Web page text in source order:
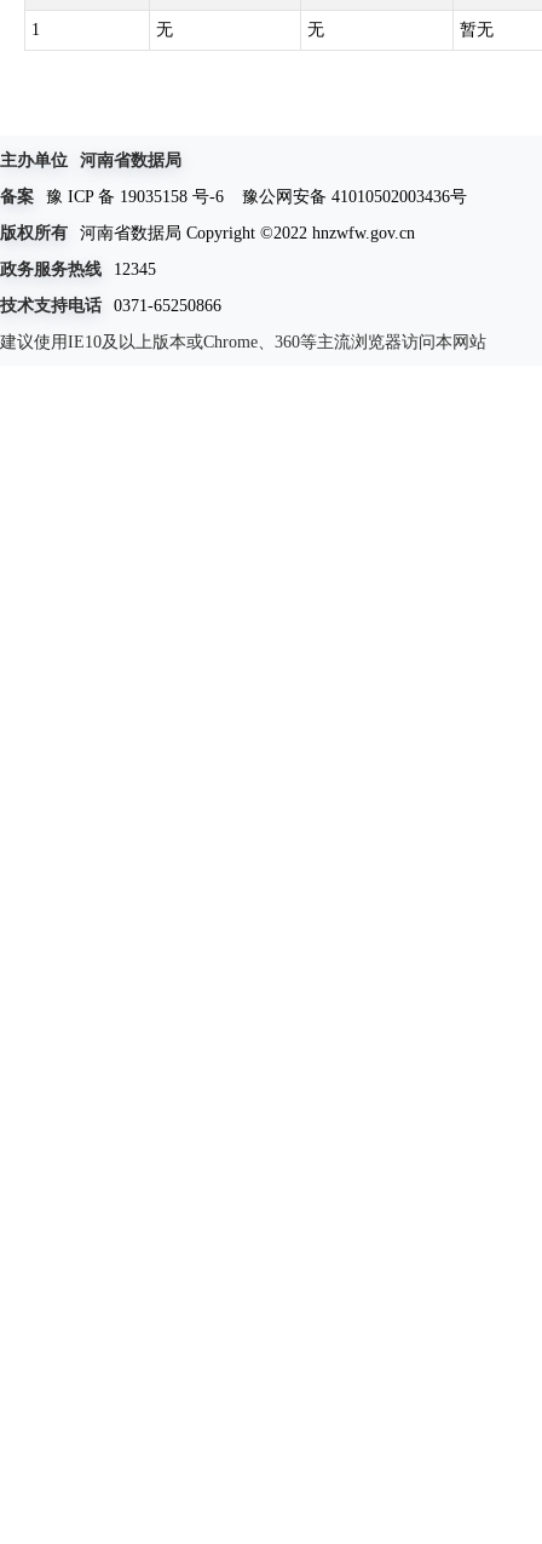
1 无 无 暂无
主办单位
河南省数据局
备案
豫 ICP 备 19035158 号-6
豫公网安备 41010502003436号
版权所有
河南省数据局 Copyright ©2022 hnzwfw.gov.cn
政务服务热线
12345
技术支持电话
0371-65250866
建议使用IE10及以上版本或Chrome、360等主流浏览器访问本网站